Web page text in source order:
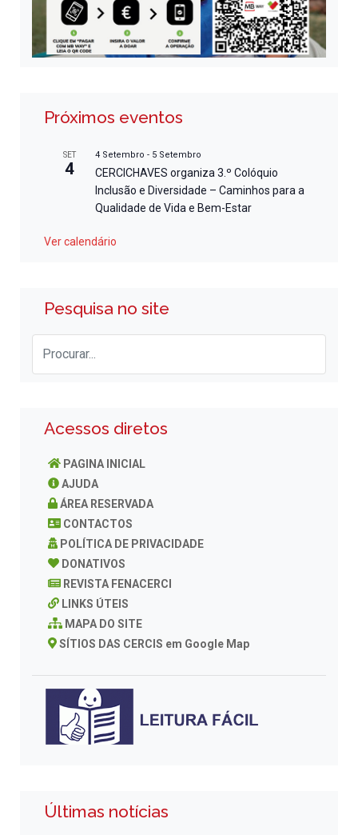
Próximos eventos
SET
4
4 Setembro - 5 Setembro
CERCICHAVES organiza 3.º Colóquio
Inclusão e Diversidade – Caminhos para a
Qualidade de Vida e Bem-Estar
Ver calendário
Pesquisa no site
Acessos diretos
PAGINA INICIAL
AJUDA
ÁREA RESERVADA
CONTACTOS
POLÍTICA DE PRIVACIDADE
DONATIVOS
REVISTA FENACERCI
LINKS ÚTEIS
MAPA DO SITE
SÍTIOS DAS CERCIS em Google Map
Últimas notícias